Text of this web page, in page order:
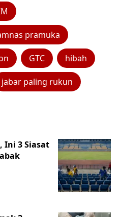
pramuka
GTC hibah
jabar paling rukun
Ini 3 Siasat